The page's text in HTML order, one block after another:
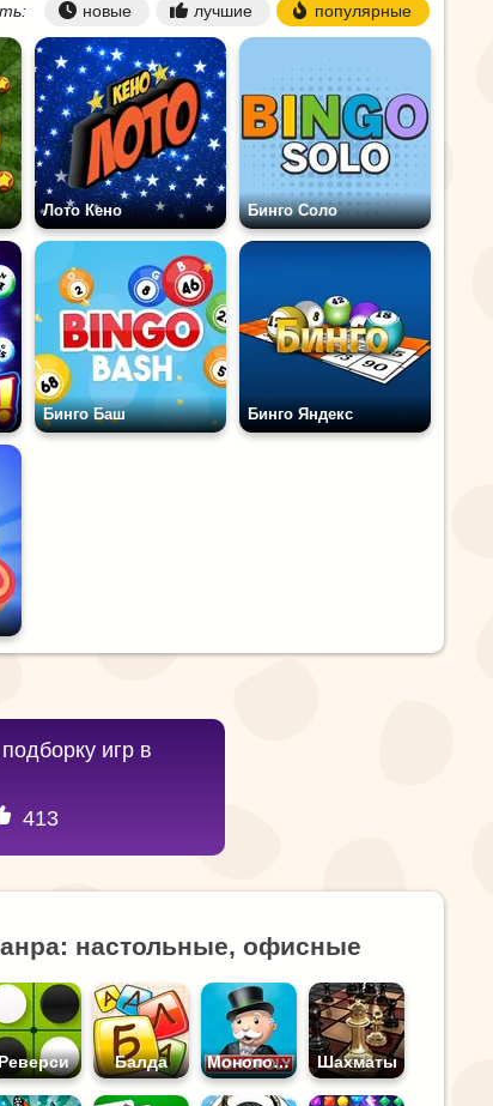
новые лучшие популярные
Лото Кено Бинго Соло
Бинго Баш Бинго Яндекс
игр в
413
настольные, офисные
Реверси Балда Монополия Шахматы